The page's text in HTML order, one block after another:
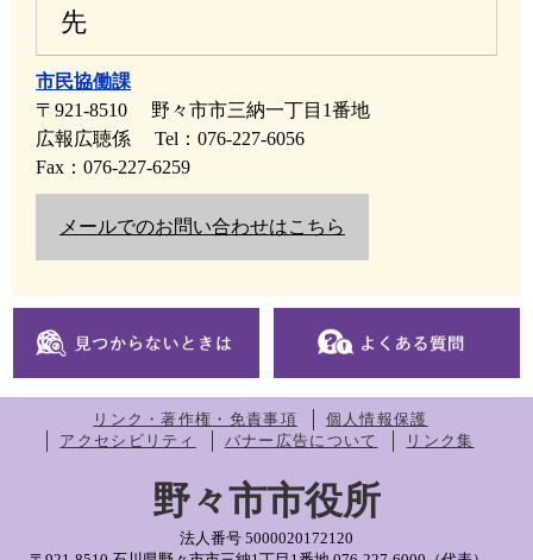
先
市民協働課
〒921-8510
野々市市三納一丁目1番地
広報広聴係
Tel：076-227-6056
Fax：076-227-6259
メールでのお問い合わせはこちら
リンク・著作権・免責事項
個人情報保護
アクセシビリティ
バナー広告について リンク集
野々市市役所
法人番号 5000020172120